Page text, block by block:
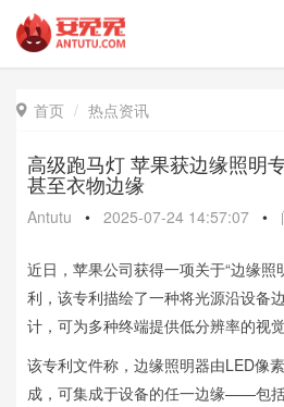
 首页 热点资讯
高级跑马灯 苹果获边缘照明
甚至衣物边缘
Antutu • 2025-07-24 14:57:07 •
近日，苹果公司获得一项关于“边缘照
利，该专利描绘了一种将光源沿设备
计，可为多种终端提供低分辨率的视觉
该专利文件称，边缘照明器由LED像
成，可集成于设备的任一边缘——包